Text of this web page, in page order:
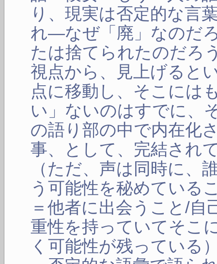
り、現実は否定的な言
れ―なぜ「廃」なのだ
たは捨てられたのだろ
視点から、見上げる
点に移動し、そこには
い」ないのはすでに、
の語り部の中で内在化
事、として、完結され
（ただ、声は同時に、
う可能性を秘めている
＝他者に出会うこと/自
重性を持っていてそこ
く可能性が残っている